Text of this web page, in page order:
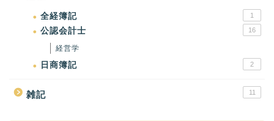
全経簿記 1
公認会計士 16
経営学
日商簿記 2
雑記 11